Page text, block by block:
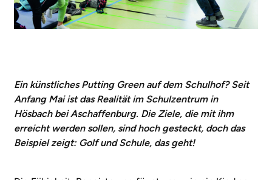
Ein künstliches Putting Green auf dem Schulhof? Seit
Anfang Mai ist das Realität im Schulzentrum in
Hösbach bei Aschaffenburg. Die Ziele, die mit ihm
erreicht werden sollen, sind hoch gesteckt, doch das
Beispiel zeigt: Golf und Schule, das geht!